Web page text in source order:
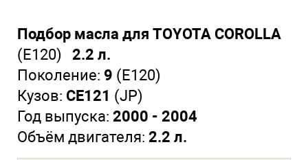
Подбор масла для TOYOTA COROLLA
(E120) 2.2 л.
Поколение: 9 (E120)
Кузов: CE121 (JP)
Год выпуска: 2000 - 2004
Объём двигателя: 2.2 л.